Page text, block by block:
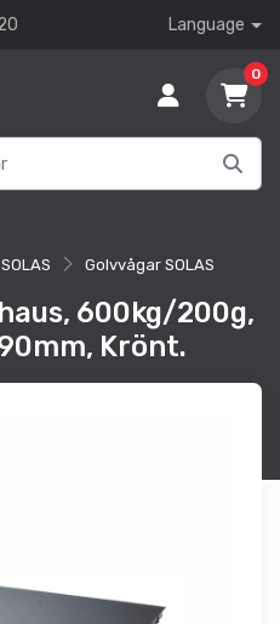
Language
0
Golvvågar SOLAS
600kg/200g,
Krönt.